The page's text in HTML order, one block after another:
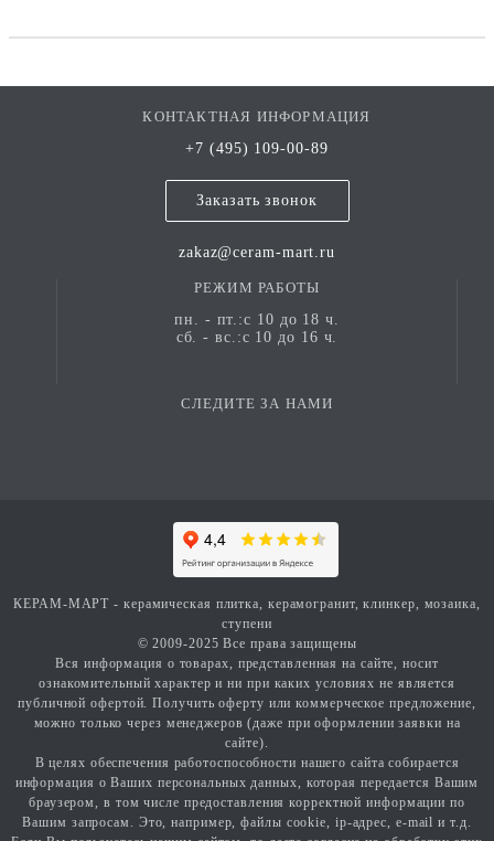
КОНТАКТНАЯ ИНФОРМАЦИЯ
+7 (495) 109-00-89
Заказать звонок
zakaz@ceram-mart.ru
РЕЖИМ РАБОТЫ
пн. - пт.:с 10 до 18 ч.
сб. - вс.:с 10 до 16 ч.
СЛЕДИТЕ ЗА НАМИ
КЕРАМ-МАРТ - керамическая плитка, керамогранит, клинкер, мозаика,
ступени
© 2009-2025 Все права защищены
Вся информация о товарах, представленная на сайте, носит
ознакомительный характер и ни при каких условиях не является
публичной офертой. Получить оферту или коммерческое предложение,
можно только через менеджеров (даже при оформлении заявки на
сайте).
В целях обеспечения работоспособности нашего сайта собирается
информация о Ваших персональных данных, которая передается Вашим
браузером, в том числе предоставления корректной информации по
Вашим запросам. Это, например, файлы cookie, ip-адрес, e-mail и т.д.